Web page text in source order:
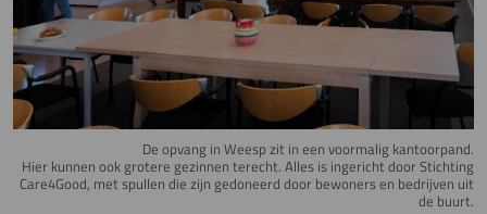
De opvang in Weesp zit in een voormalig kantoorpand.
Hier kunnen ook grotere gezinnen terecht. Alles is ingericht door Stichting
Care4Good, met spullen die zijn gedoneerd door bewoners en bedrijven uit
de buurt.